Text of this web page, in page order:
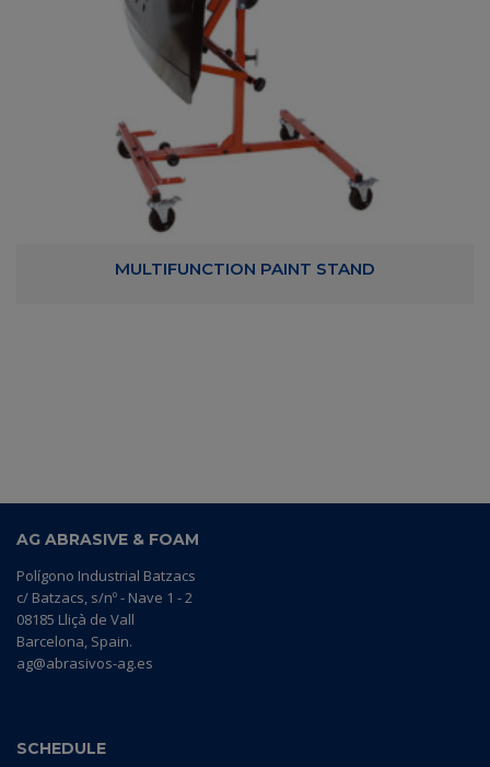
MULTIFUNCTION PAINT STAND
AG ABRASIVE & FOAM
Polígono Industrial Batzacs
c/ Batzacs, s/nº - Nave 1 - 2
08185 Lliçà de Vall
Barcelona, Spain.
ag@abrasivos-ag.es
SCHEDULE